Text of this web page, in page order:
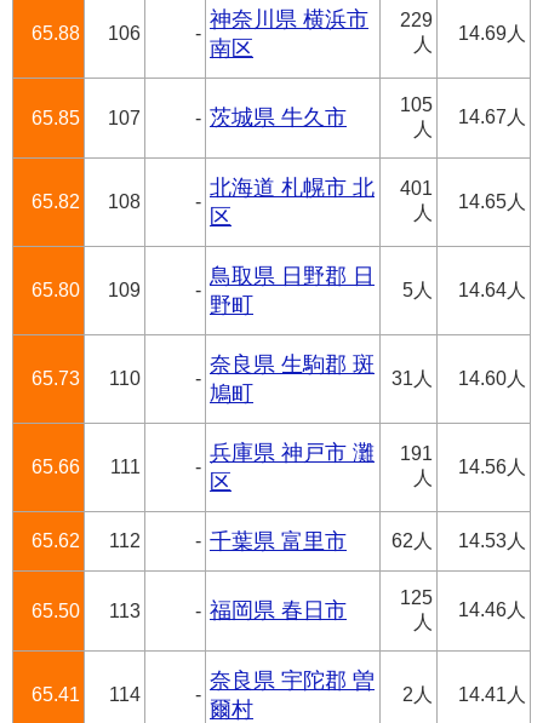
65.88 106 -
神奈川県 横浜市
南区
229
人
14.69人
65.85 107 - 茨城県 牛久市
105
人
14.67人
65.82 108 -
北海道 札幌市 北
区
401
人
14.65人
65.80 109 -
鳥取県 日野郡 日
野町
5人 14.64人
65.73 110 -
奈良県 生駒郡 斑
鳩町
31人 14.60人
65.66 111 -
兵庫県 神戸市 灘
区
191
人
14.56人
65.62 112 - 千葉県 富里市 62人 14.53人
65.50 113 - 福岡県 春日市
125
人
14.46人
65.41 114 -
奈良県 宇陀郡 曽
爾村
2人 14.41人